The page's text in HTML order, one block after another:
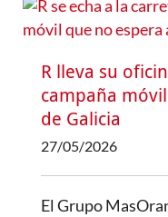
R lleva su
campaña
de Galicia
27/05/2026
El Grupo